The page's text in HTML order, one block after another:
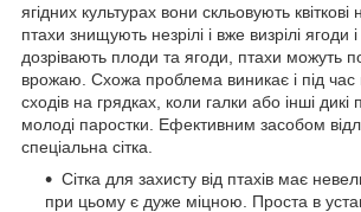
ягідних культурах вони скльовують квіткові
птахи знищують незрілі і вже визрілі ягоди
дозрівають плоди та ягоди, птахи можуть
врожаю. Схожа проблема виникає і під час
сходів на грядках, коли галки або інші дикі
молоді паростки. Ефективним засобом
спеціальна сітка.
Сітка для захисту від птахів має
при цьому є дуже міцною. Проста в